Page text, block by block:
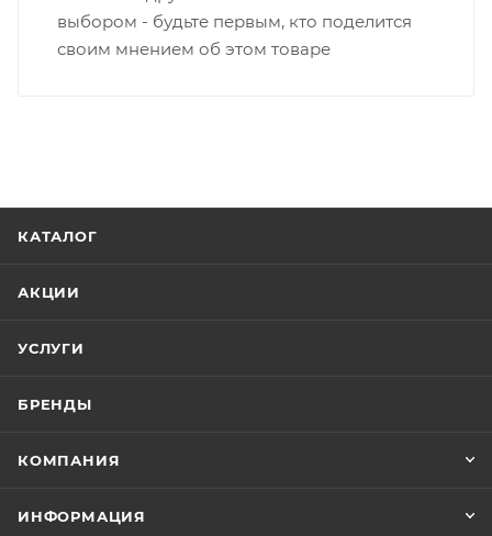
выбором - будьте первым, кто поделится
своим мнением об этом товаре
КАТАЛОГ
АКЦИИ
УСЛУГИ
БРЕНДЫ
КОМПАНИЯ
ИНФОРМАЦИЯ